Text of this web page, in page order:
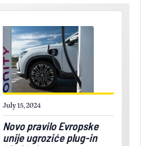
July 15, 2024
Novo pravilo Evropske
unije ugroziće plug-in